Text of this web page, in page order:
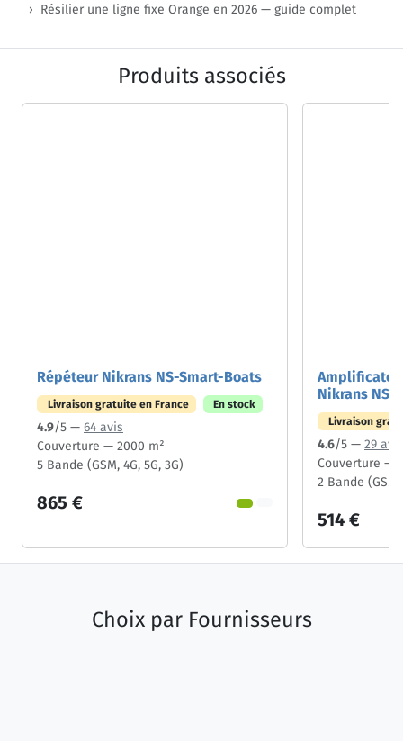
Résilier une ligne fixe Orange en 2026 — guide complet
Produits associés
Répéteur Nikrans NS-Smart-Boats
Livraison gratuite en France En stock
4.9/5 — 64 avis
Couverture — 2000 m²
5 Bande (GSM, 4G, 5G, 3G)
865 €
Nikrans
Livraison
4.6/5 — 29 avis
Couverture —
2 Bande (GSM,
514 €
Choix par Fournisseurs